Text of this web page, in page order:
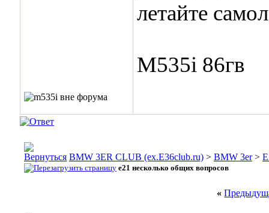
летайте
М535i 86гв
BMW 3ER CLUB (ex.E36club.ru) > BMW 3er >
e21 несколько общих вопросов
«